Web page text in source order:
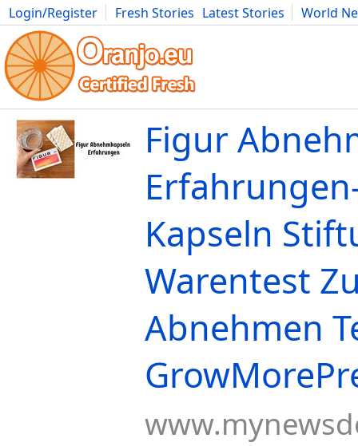
Login/Register Fresh Stories Latest Stories
World
Movies Anime Music Art Cars Advice Science
Figur
Kapseln
Warentest
Abnehmen